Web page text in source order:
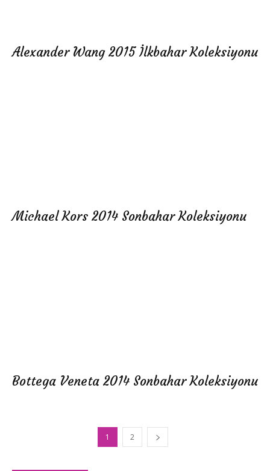
Alexander Wang 2015 İlkbahar Koleksiyonu
Michael Kors 2014 Sonbahar Koleksiyonu
Bottega Veneta 2014 Sonbahar Koleksiyonu
1 2